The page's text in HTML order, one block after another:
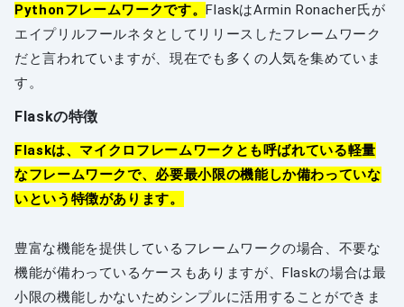
Pythonフレームワークです。FlaskはArmin Ronacher氏が
エイプリルフールネタとしてリリースしたフレームワーク
だと言われていますが、現在でも多くの人気を集めていま
す。
Flaskの特徴
Flaskは、マイクロフレームワークとも呼ばれている軽量
なフレームワークで、必要最小限の機能しか備わっていな
いという特徴があります。
豊富な機能を提供しているフレームワークの場合、不要な
機能が備わっているケースもありますが、Flaskの場合は最
小限の機能しかないためシンプルに活用することができま